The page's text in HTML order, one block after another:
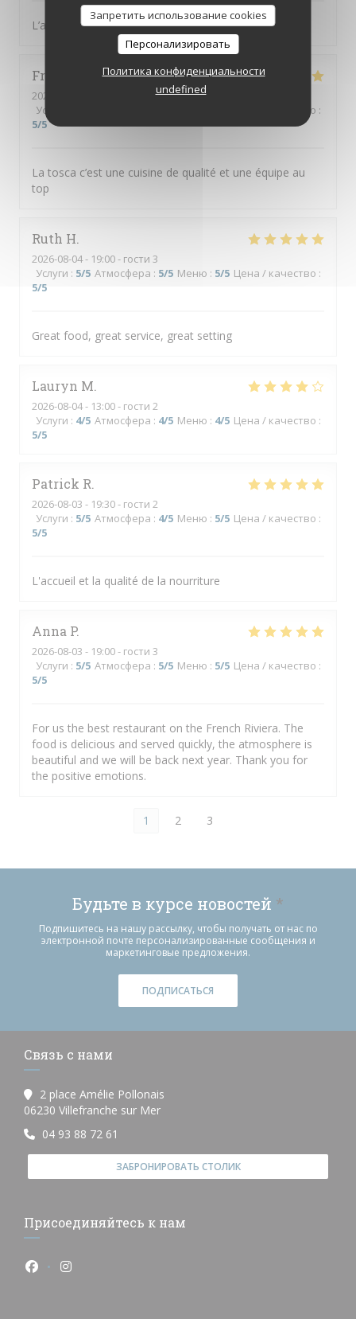
Запретить использование cookies
Персонализировать
Политика конфиденциальности
undefined
L’accueil est parfait, équipe au top, diner excellent
Frusta
2026-08-04
- 19:30 - гости 9
Услуги
Цена / качество :
5/5
La tosca c’est une cuisine de qualité et une équipe au
top
Ruth H
2026-08-04- 19:00 - гости 3
Услуги : 5/5 Атмосфера : 5/5 Меню : 5/5 Цена / качество :
5/5
Great food, great service, great setting
Lauryn M
2026-08-04- 13:00 - гости 2
Услуги : 4/5 Атмосфера : 4/5 Меню : 4/5 Цена / качество :
5/5
Patrick R
2026-08-03 - 19:30 - гости 2
Услуги : 5/5 Атмосфера : 4/5 Меню : 5/5 Цена / качество :
5/5
L'accueil et la qualité de la nourriture
Anna P
2026-08-03 - 19:00 - гости 3
Услуги : 5/5 Атмосфера : 5/5 Меню : 5/5 Цена / качество :
5/5
For us the best restaurant on the French Riviera. The
food is delicious and served quickly, the atmosphere is
beautiful and we will be back next year. Thank you for
the positive emotions.
1 2 3
Будьте в курсе новостей *
Подпишитесь на нашу рассылку, чтобы получать от нас по
электронной почте персонализированные сообщения и
маркетинговые предложения.
ПОДПИСАТЬСЯ
Связь с нами
2 place Amélie Pollonais
06230 Villefranche sur Mer((открывается в новом окне))
04 93 88 72 61
ЗАБРОНИРОВАТЬ СТОЛИК
Присоединяйтесь к нам
Facebook ((открывается в новом окне))
Instagram ((открывается в новом окне))